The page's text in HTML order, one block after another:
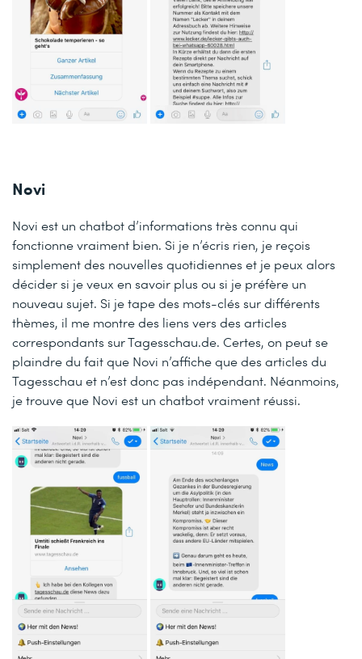
Novi
Novi est un chatbot d’informations très connu qui
fonctionne vraiment bien. Si je n’écris rien, je reçois
simplement des nouvelles quotidiennes et je peux alors
décider si je veux en savoir plus ou si je préfère un
nouveau sujet. Si je tape des mots-clés sur différents
thèmes, il me montre des liens vers des articles
correspondants sur Tagesschau.de. Certes, on peut se
plaindre du fait que Novi n’affiche que des articles du
Tagesschau et n’est donc pas indépendant. Néanmoins,
je trouve que Novi est un chatbot vraiment réussi.